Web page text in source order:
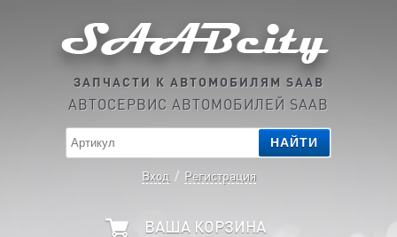
ЗАПЧАСТИ К АВТОМОБИЛЯМ SAAB
АВТОСЕРВИС АВТОМОБИЛЕЙ SAAB
НАЙТИ
Вход / Регистрация
ВАША КОРЗИНА